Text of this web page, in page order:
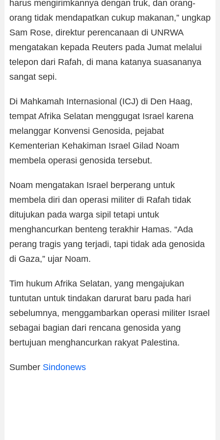
harus mengirimkannya dengan truk, dan orang-
orang tidak mendapatkan cukup makanan,” ungkap
Sam Rose, direktur perencanaan di UNRWA
mengatakan kepada Reuters pada Jumat melalui
telepon dari Rafah, di mana katanya suasananya
sangat sepi.
Di Mahkamah Internasional (ICJ) di Den Haag,
tempat Afrika Selatan menggugat Israel karena
melanggar Konvensi Genosida, pejabat
Kementerian Kehakiman Israel Gilad Noam
membela operasi genosida tersebut.
Noam mengatakan Israel berperang untuk
membela diri dan operasi militer di Rafah tidak
ditujukan pada warga sipil tetapi untuk
menghancurkan benteng terakhir Hamas. “Ada
perang tragis yang terjadi, tapi tidak ada genosida
di Gaza,” ujar Noam.
Tim hukum Afrika Selatan, yang mengajukan
tuntutan untuk tindakan darurat baru pada hari
sebelumnya, menggambarkan operasi militer Israel
sebagai bagian dari rencana genosida yang
bertujuan menghancurkan rakyat Palestina.
Sumber Sindonews